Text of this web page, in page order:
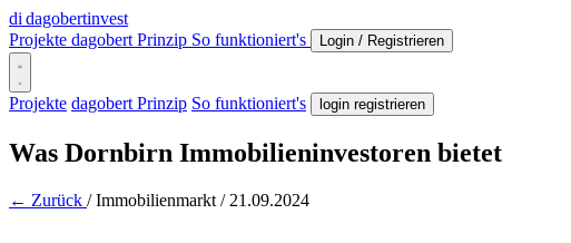
di dagobertinvest
Projekte dagobert Prinzip So funktioniert's Login / Registrieren
Projekte dagobert Prinzip So funktioniert's login registrieren
Was Dornbirn Immobilieninvestoren bietet
← Zurück / Immobilienmarkt / 21.09.2024